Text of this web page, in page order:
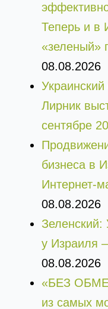
Теперь и в
«зеленый»
08.08.2026
Лирник
сентябре
бизнеса в
Интернет-
08.08.2026
Зеленский:
у Израиля
08.08.2026
«БЕЗ
из самых